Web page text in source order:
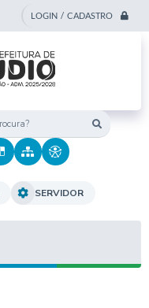
LOGIN / CADASTRO
SERVIDOR